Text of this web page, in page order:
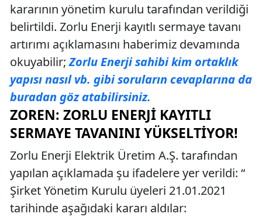
kararının yönetim kurulu tarafından verildiği
belirtildi. Zorlu Enerji kayıtlı sermaye tavanı
artırımı açıklamasını haberimiz devamında
okuyabilir;Zorlu Enerji sahibi kim ortaklık
yapısı nasıl vb. gibi soruların cevaplarına da
buradan göz atabilirsiniz.
ZOREN: ZORLU ENERJI KAYITLI
SERMAYE TAVANINI YÜKSELTIYOR!
Zorlu Enerji Elektrik Üretim A.Ş. tarafından
yapılan açıklamada şu ifadelere yer verildi: “
Şirket Yönetim Kurulu üyeleri 21.01.2021
tarihinde aşağıdaki kararı aldılar: